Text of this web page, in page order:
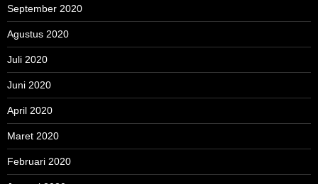
September 2020
Agustus 2020
Juli 2020
Juni 2020
April 2020
Maret 2020
Februari 2020